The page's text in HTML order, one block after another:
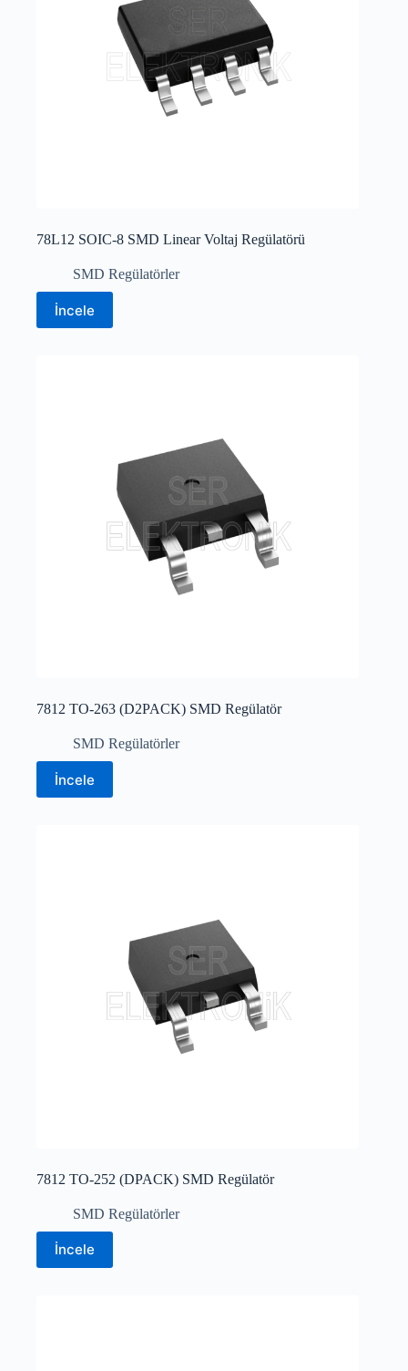
78L12 SOIC-8 SMD Linear Voltaj Regülatörü
SMD Regülatörler
İncele
7812 TO-263 (D2PACK) SMD Regülatör
SMD Regülatörler
İncele
7812 TO-252 (DPACK) SMD Regülatör
SMD Regülatörler
İncele